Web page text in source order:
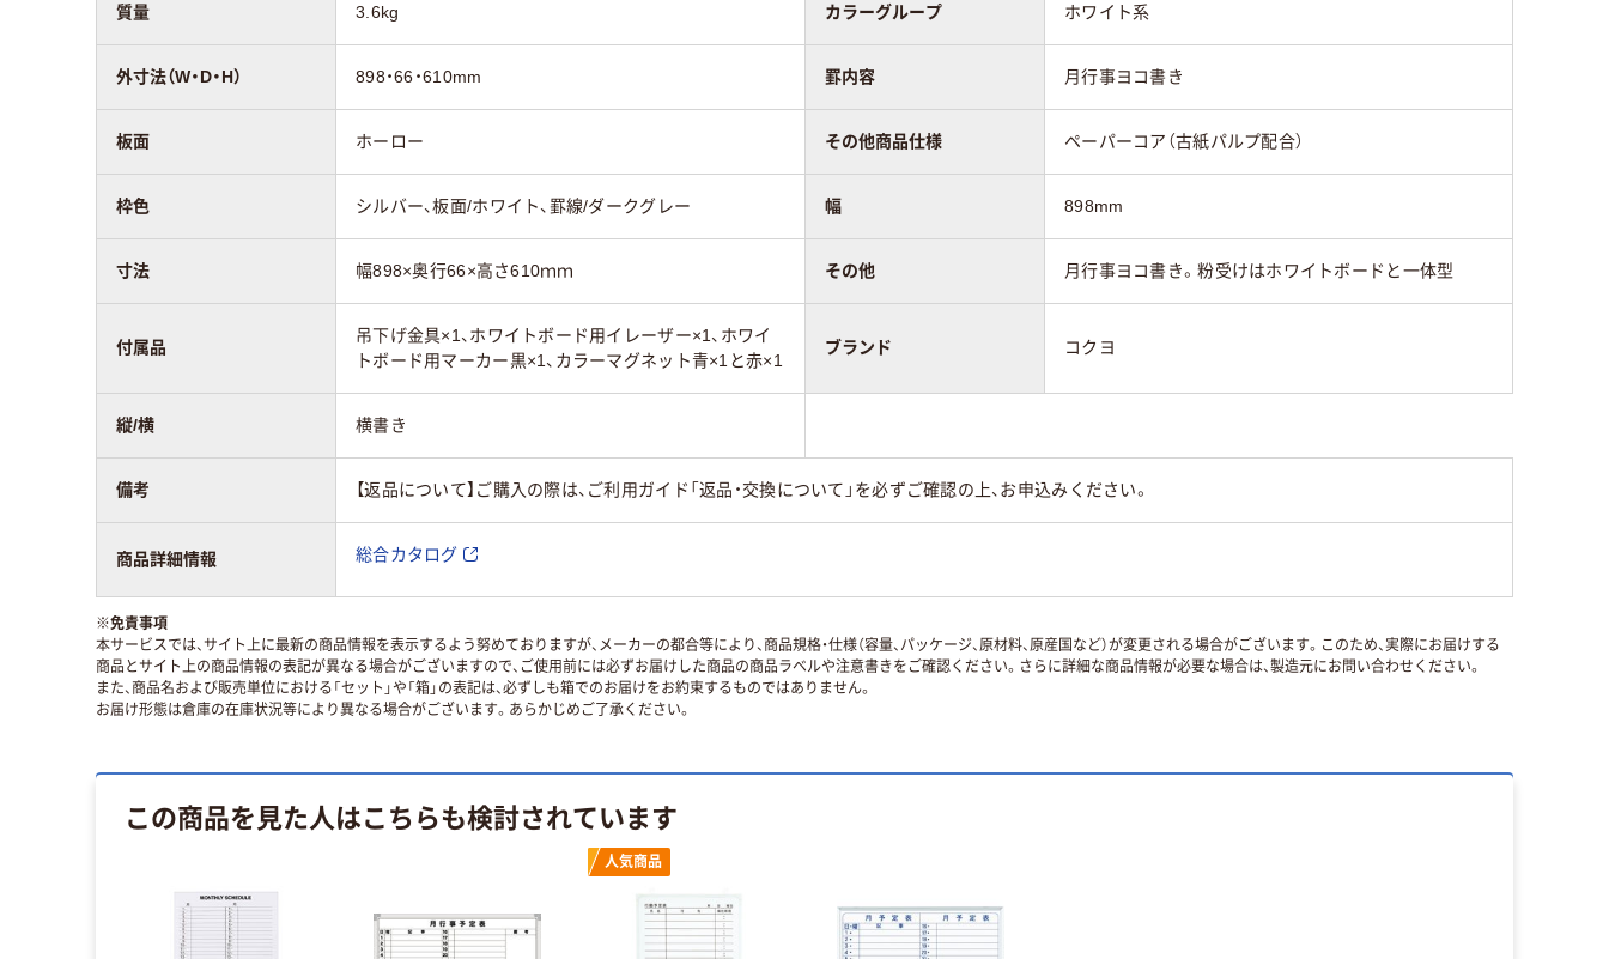
質量 3.6kg カラーグループ ホワイト系
外寸法（W・D・H） 898・66・610mm 罫内容 月行事ヨコ書き
板面 ホーロー その他商品仕様 ペーパーコア（古紙パルプ配合）
枠色 シルバー、板面/ホワイト、罫線/ダークグレー 幅 898mm
寸法 幅898×奥行66×高さ610ｍｍ その他 月行事ヨコ書き。粉受けはホワイトボードと一体型
付属品
吊下げ金具×1、ホワイトボード用イレーザー×1、ホワイ
トボード用マーカー黒×1、カラーマグネット青×1と赤×1
ブランド コクヨ
縦/横 横書き
備考 【返品について】ご購入の際は、ご利用ガイド「返品・交換について」を必ずご確認の上、お申込みください。
商品詳細情報 総合カタログ
※免責事項
本サービスでは、サイト上に最新の商品情報を表示するよう努めておりますが、メーカーの都合等により、商品規格・仕様（容量、パッケージ、原材料、原産国など）が変更される場合がございます。このため、実際にお届けする
商品とサイト上の商品情報の表記が異なる場合がございますので、ご使用前には必ずお届けした商品の商品ラベルや注意書きをご確認ください。さらに詳細な商品情報が必要な場合は、製造元にお問い合わせください。
また、商品名および販売単位における「セット」や「箱」の表記は、必ずしも箱でのお届けをお約束するものではありません。
お届け形態は倉庫の在庫状況等により異なる場合がございます。あらかじめご了承ください。
この商品を見た人はこちらも検討されています
人気商品